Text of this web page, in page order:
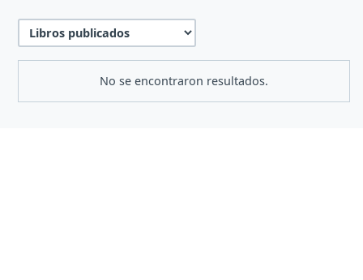
No se encontraron resultados.